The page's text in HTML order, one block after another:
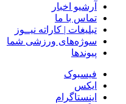
آرشیو اخبار
تماس‌ با‌ ما
تبلیغات | کاراته نیــوز
سوژه‌های ورزشی شما
پیوندها
فیسبوک
ایکس
اینستاگرام